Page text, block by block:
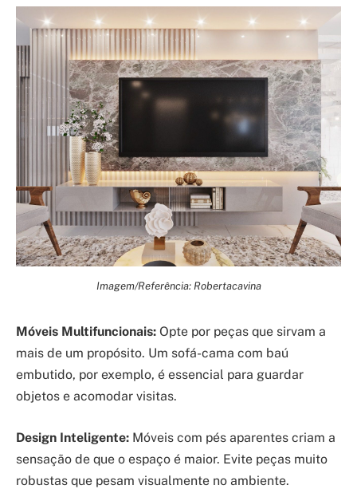
Imagem/Referência: Robertacavina
Móveis Multifuncionais: Opte por peças que sirvam a
mais de um propósito. Um sofá-cama com baú
embutido, por exemplo, é essencial para guardar
objetos e acomodar visitas.
Design Inteligente: Móveis com pés aparentes criam a
sensação de que o espaço é maior. Evite peças muito
robustas que pesam visualmente no ambiente.